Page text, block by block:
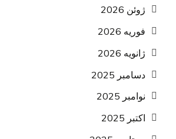
ژوئن 2026
فوریه 2026
ژانویه 2026
دسامبر 2025
نوامبر 2025
اکتبر 2025